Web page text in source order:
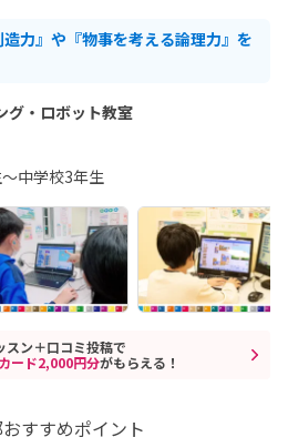
造力』や『物事を考える論理力』を
グ・ロボット教室
中学校3年生
スン＋口コミ投稿で
ード2,000円分がもらえる！
すすめポイント